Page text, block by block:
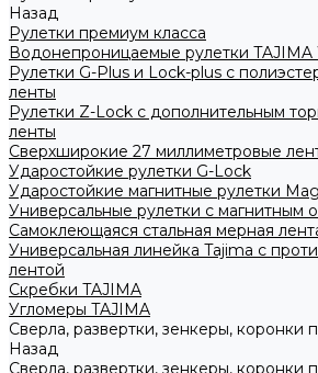
Назад
Рулетки премиум класса
Водонепроницаемые рулетки TAJIMA
Рулетки G-Plus и Lock-plus с
ленты
Рулетки Z-Lock с дополнительным
ленты
Сверхширокие 27 миллиметровые
Ударостойкие рулетки G-Lock
Ударостойкие магнитные рулетки
Универсальные рулетки с магнитным
Самоклеющаяся стальная мерная
Универсальная линейка Tajima с
лентой
Скребки TAJIMA
Угломеры TAJIMA
Сверла, развертки, зенкеры, коронки
Назад
Сверла, развертки, зенкеры, коронки